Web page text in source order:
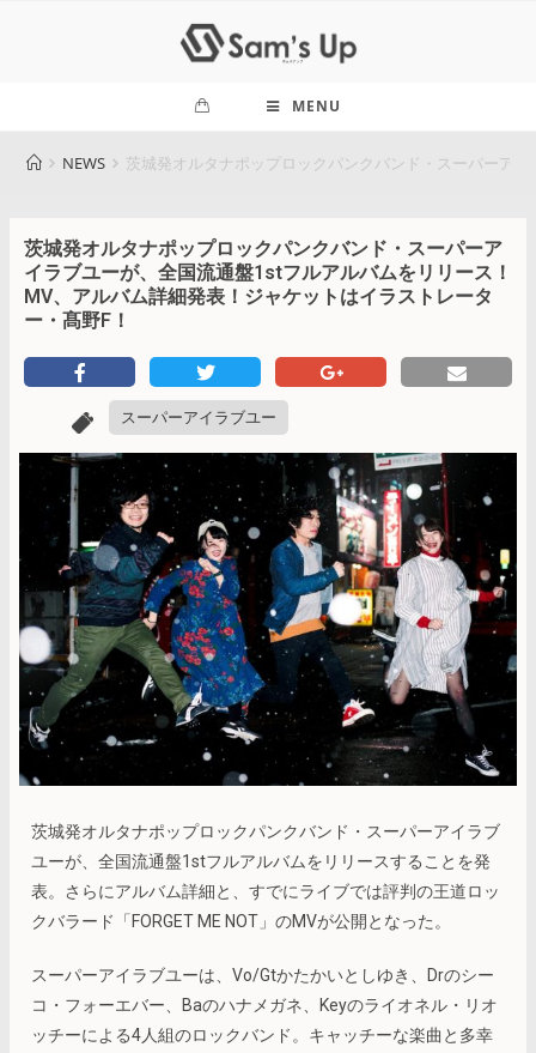
MENU
NEWS 茨城発オルタナポップロックパンクバンド・スーパーア
茨城発オルタナポップロックパンクバンド・スーパーア
イラブユーが、全国流通盤1stフルアルバムをリリース！
MV、アルバム詳細発表！ジャケットはイラストレータ
ー・髙野F！
スーパーアイラブユー
茨城発オルタナポップロックパンクバンド・スーパーアイラブ
ユーが、全国流通盤1stフルアルバムをリリースすることを発
表。さらにアルバム詳細と、すでにライブでは評判の王道ロッ
クバラード「FORGET ME NOT」のMVが公開となった。
スーパーアイラブユーは、Vo/Gtかたかいとしゆき、Drのシー
コ・フォーエバー、Baのハナメガネ、Keyのライオネル・リオ
ッチーによる4人組のロックバンド。キャッチーな楽曲と多幸